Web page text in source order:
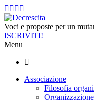
Voci e proposte per un
ISCRIVITI!
Menu
Associazione
Filosofia
Organizzazione